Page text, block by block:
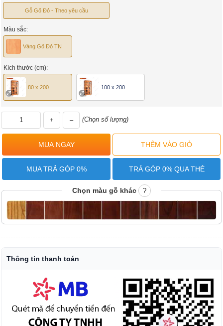
Gỗ Gõ Đỏ - Theo yêu cầu
Màu sắc:
Vàng Gõ Đỏ TN
Kích thước (cm):
80 x 200 100 x 200
+ – (Chọn số lượng)
MUA TRẢ GÓP 0% TRẢ GÓP 0% QUA THẺ
Chọn màu gỗ khác ?
Thông tin thanh toán